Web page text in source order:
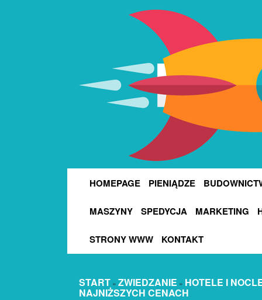
HOMEPAGE PIENIĄDZE
MASZYNY SPEDYCJA MARKETING
STRONY WWW KONTAKT
START » ZWIEDZANIE » HOTELE I
NAJNIŻSZYCH CENACH